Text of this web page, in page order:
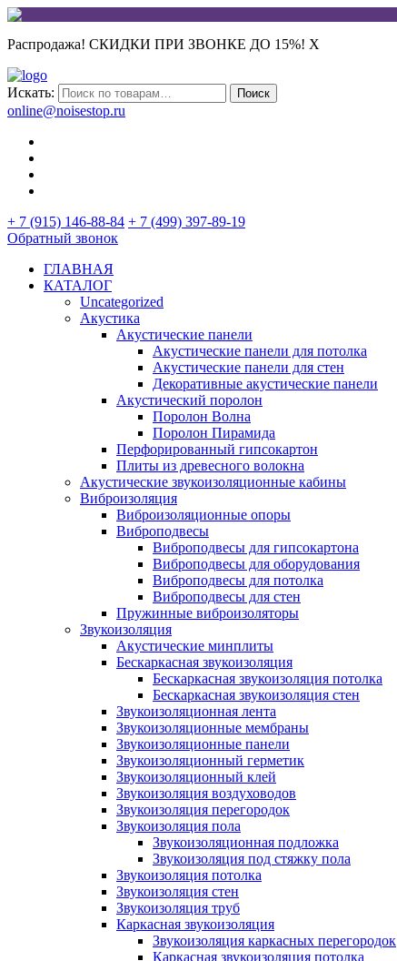
Распродажа! СКИДКИ ПРИ ЗВОНКЕ ДО 15%! X
Искать: Поиск
online@noisestop.ru
+ 7 (915) 146-88-84 + 7 (499) 397-89-19
Обратный звонок
ГЛАВНАЯ
КАТАЛОГ
Uncategorized
Акустика
Акустические панели
Акустические панели для потолка
Акустические панели для стен
Декоративные акустические панели
Акустический поролон
Поролон Волна
Поролон Пирамида
Перфорированный гипсокартон
Плиты из древесного волокна
Акустические звукоизоляционные кабины
Виброизоляция
Виброизоляционные опоры
Виброподвесы
Виброподвесы для гипсокартона
Виброподвесы для оборудования
Виброподвесы для потолка
Виброподвесы для стен
Пружинные виброизоляторы
Звукоизоляция
Акустические минплиты
Бескаркасная звукоизоляция
Бескаркасная звукоизоляция потолка
Бескаркасная звукоизоляция стен
Звукоизоляционная лента
Звукоизоляционные мембраны
Звукоизоляционные панели
Звукоизоляционный герметик
Звукоизоляционный клей
Звукоизоляция воздуховодов
Звукоизоляция перегородок
Звукоизоляция пола
Звукоизоляционная подложка
Звукоизоляция под стяжку пола
Звукоизоляция потолка
Звукоизоляция стен
Звукоизоляция труб
Каркасная звукоизоляция
Звукоизоляция каркасных перегородок
Каркасная звукоизоляция потолка